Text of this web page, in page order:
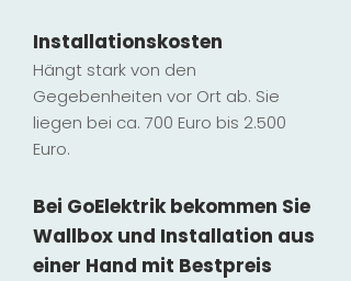
Installationskosten
Hängt stark von den
Gegebenheiten vor Ort ab. Sie
liegen bei ca. 700 Euro bis 2.500
Euro.
Bei GoElektrik bekommen Sie
Wallbox und Installation aus
einer Hand mit Bestpreis